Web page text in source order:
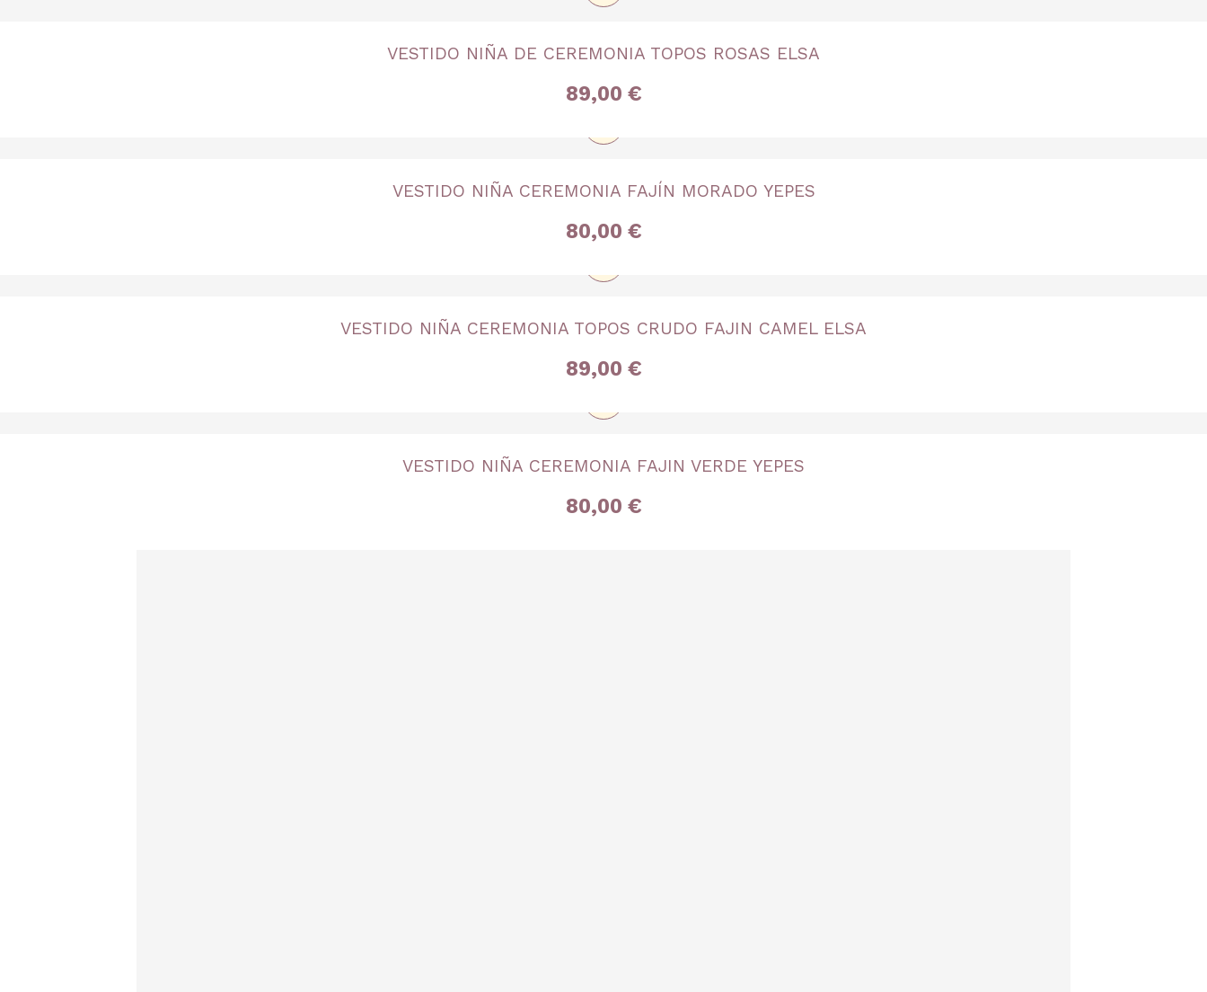
3 años 6 años 8 años 10 años 12 años 14 años 16 años
VESTIDO NIÑA DE CEREMONIA TOPOS ROSAS ELSA
89,00 €
3 años 6 años 10 años 14 años
VESTIDO NIÑA CEREMONIA FAJÍN MORADO YEPES
80,00 €
3 años 4 años 5 años 10 años 12 años 14 años 16 años
VESTIDO NIÑA CEREMONIA TOPOS CRUDO FAJIN CAMEL ELSA
89,00 €
4 años 6 años 8 años 12 años
VESTIDO NIÑA CEREMONIA FAJIN VERDE YEPES
80,00 €